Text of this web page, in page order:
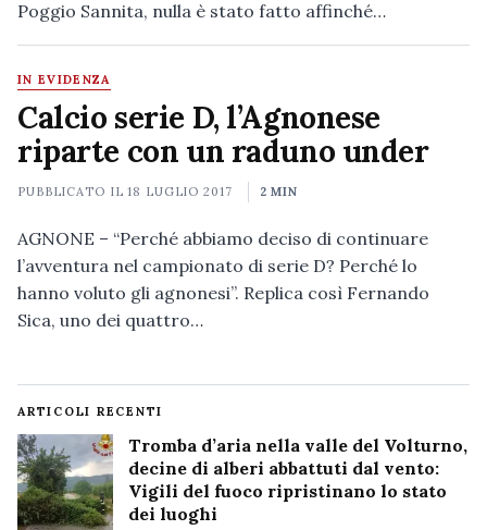
Poggio Sannita, nulla è stato fatto affinché…
IN EVIDENZA
Calcio serie D, l’Agnonese
riparte con un raduno under
PUBBLICATO IL18 LUGLIO 2017 2 MIN
AGNONE – “Perché abbiamo deciso di continuare
l’avventura nel campionato di serie D? Perché lo
hanno voluto gli agnonesi”. Replica così Fernando
Sica, uno dei quattro…
ARTICOLI RECENTI
Tromba d’aria nella valle del Volturno,
decine di alberi abbattuti dal vento:
Vigili del fuoco ripristinano lo stato
dei luoghi